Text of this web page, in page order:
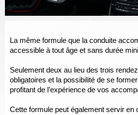
La même formule que la conduite
accessible à tout âge et sans durée
Seulement deux au lieu des trois
obligatoires et la possibilité de se
profitant de l’expérience de vos
Cette formule peut également servir en